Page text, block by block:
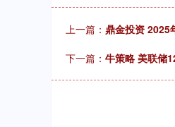
上一篇： 鼎金投资 2025
下一篇： 牛策略 美联储